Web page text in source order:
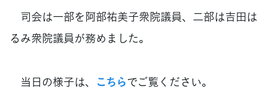
司会は一部を阿部祐美子衆院議員、二部は吉田は
るみ衆院議員が務めました。
当日の様子は、 こちらでご覧ください。